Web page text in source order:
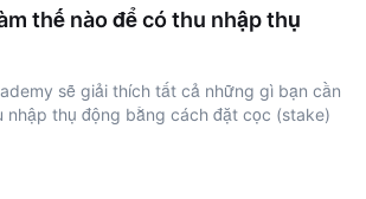
thế nào để có thu nhập thụ
sẽ giải thích tất cả những gì bạn cần
nhập thụ động bằng cách đặt cọc (stake)